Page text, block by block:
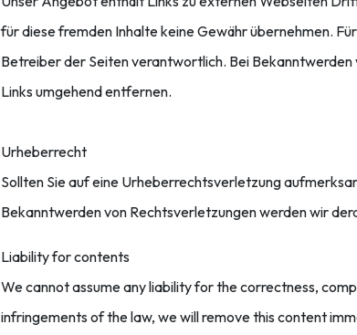
für diese fremden Inhalte keine Gewähr übernehmen.
Betreiber der Seiten verantwortlich. Bei
Links umgehend entfernen.
Urheberrecht
Sollten Sie auf eine Urheberrechtsverletzung
Bekanntwerden von Rechtsverletzungen werden wir
Liability for contents
We cannot assume any liability for the correctness,
infringements of the law, we will remove this content